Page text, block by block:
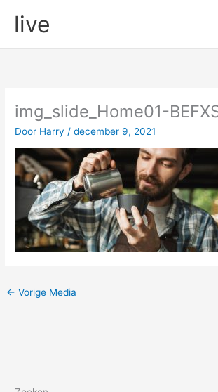
live
img_slide_Home01-
Door Harry /december 9, 2021
← Vorige Media